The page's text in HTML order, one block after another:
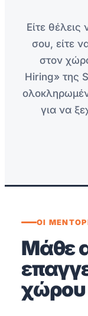
Είτε θέλεις
σου, είτε
στον
Hiring» της
για να
ΟΙ
Μάθε
χώρου